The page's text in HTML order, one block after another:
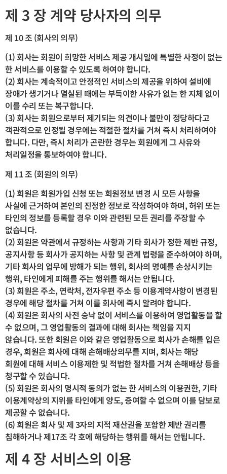
제 3 장 계약 당사자의 의무
제 10 조 (회사의 의무)
(1) 회사는 회원이 희망한 서비스 제공 개시일에 특별한 사정이 없는
한 서비스를 이용할 수 있도록 하여야 합니다.
(2) 회사는 계속적이고 안정적인 서비스의 제공을 위하여 설비에
장애가 생기거나 멸실된 때에는 부득이한 사유가 없는 한 지체 없이
이를 수리 또는 복구합니다.
(3) 회사는 회원으로부터 제기되는 의견이나 불만이 정당하다고
객관적으로 인정될 경우에는 적절한 절차를 거쳐 즉시 처리하여야
합니다. 다만, 즉시 처리가 곤란한 경우는 회원에게 그 사유와
처리일정을 통보하여야 합니다.
제 11 조 (회원의 의무)
(1) 회원은 회원가입 신청 또는 회원정보 변경 시 모든 사항을
사실에 근거하여 본인의 진정한 정보로 작성하여야 하며, 허위 또는
타인의 정보를 등록할 경우 이와 관련된 모든 권리를 주장할 수
없습니다.
(2) 회원은 약관에서 규정하는 사항과 기타 회사가 정한 제반 규정,
공지사항 등 회사가 공지하는 사항 및 관계 법령을 준수하여야 하며,
기타 회사의 업무에 방해가 되는 행위, 회사의 명예를 손상시키는
행위, 타인에게 피해를 주는 행위를 해서는 안됩니다.
(3) 회원은 주소, 연락처, 전자우편 주소 등 이용계약사항이 변경된
경우에 해당 절차를 거쳐 이를 회사에 즉시 알려야 합니다.
(4) 회원은 회사의 사전 승낙 없이 서비스를 이용하여 영업활동을 할
수 없으며, 그 영업활동의 결과에 대해 회사는 책임을 지지
않습니다. 또한 회원은 이와 같은 영업활동으로 회사가 손해를 입은
경우, 회원은 회사에 대해 손해배상의무를 지며, 회사는 해당
회원에 대해 서비스 이용제한 및 적법한 절차를 거쳐 손해배상 등을
청구할 수 있습니다.
(5) 회원은 회사의 명시적 동의가 없는 한 서비스의 이용권한, 기타
이용계약상의 지위를 타인에게 양도, 증여할 수 없으며 이를 담보로
제공할 수 없습니다.
(6) 회원은 회사 및 제 3자의 지적 재산권을 포함한 제반 권리를
침해하거나 제17조 각 호에 해당하는 행위를 해서는 안됩니다.
제 4 장 서비스의 이용